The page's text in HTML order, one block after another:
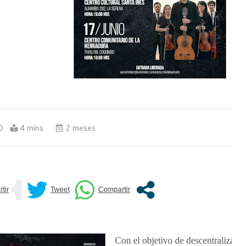
4 mins 2 meses
Con el objetivo de